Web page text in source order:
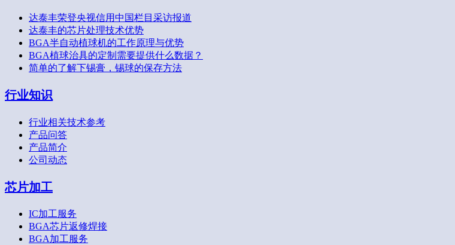
达泰丰荣登央视信用中国栏目采访报道
达泰丰的芯片处理技术优势
BGA半自动植球机的工作原理与优势
BGA植球治具的定制需要提供什么数据？
简单的了解下锡膏，锡球的保存方法
行业知识
行业相关技术参考
产品问答
产品简介
公司动态
芯片加工
IC加工服务
BGA芯片返修焊接
BGA加工服务